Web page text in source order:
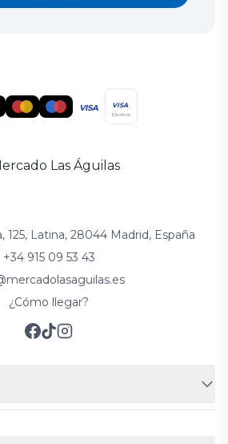
VISA VISA
Electron
125, Latina, 28044 Madrid, España
+34 915 09 53 43
¿Cómo llegar?